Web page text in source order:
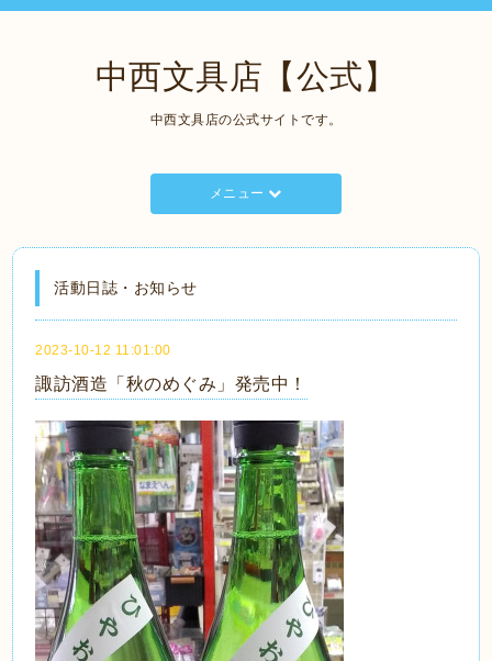
中西文具店【公式】
中西文具店の公式サイトです。
メニュー
活動日誌・お知らせ
2023-10-12 11:01:00
諏訪酒造「秋のめぐみ」発売中！